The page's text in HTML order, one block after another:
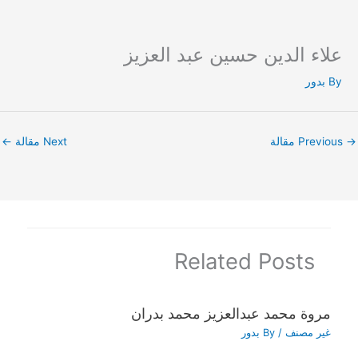
Skip
content
علاء الدين حسين عبد العزيز
By بدور
→ Next مقالة ←
Related Posts
مروة محمد عبدالعزيز محمد بدران
غير مصنف / By بدور